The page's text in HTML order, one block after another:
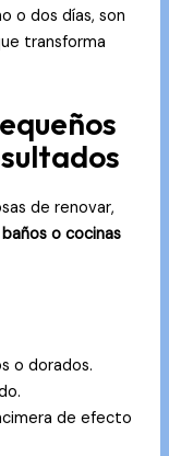
o dos días, son
transforma
de renovar,
o cocinas
o dorados.
de efecto